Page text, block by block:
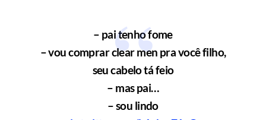
– pai tenho fome
– vou comprar clear men pra você filho,
seu cabelo tá feio
– mas pai…
– sou lindo